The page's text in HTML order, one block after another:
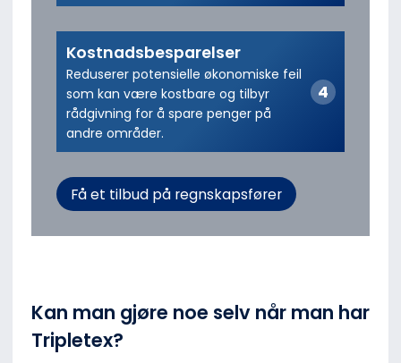
Kostnadsbesparelser
Reduserer potensielle økonomiske feil
som kan være kostbare og tilbyr
rådgivning for å spare penger på
andre områder.
Få et tilbud på regnskapsfører
Kan man gjøre noe selv når man har
Tripletex?